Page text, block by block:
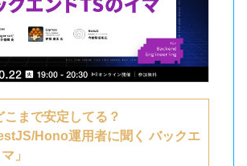
こまで安定してる？
Hono運用者に聞く バックエ
」